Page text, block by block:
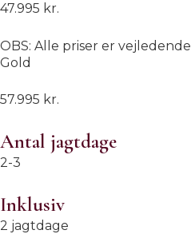
47.995 kr.
OBS: Alle priser er vejledende
Gold
57.995 kr.
Antal jagtdage
2-3
Inklusiv
2 jagtdage